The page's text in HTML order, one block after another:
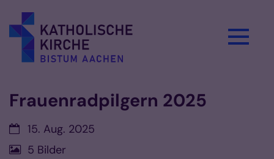
Frauenradpilgern 2025
Datum:15. Aug. 2025
5 Bilder